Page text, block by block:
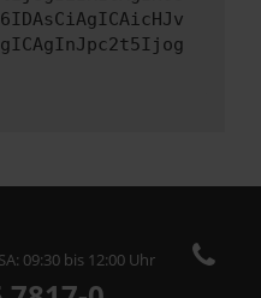
09:30 bis 12:00 Uhr